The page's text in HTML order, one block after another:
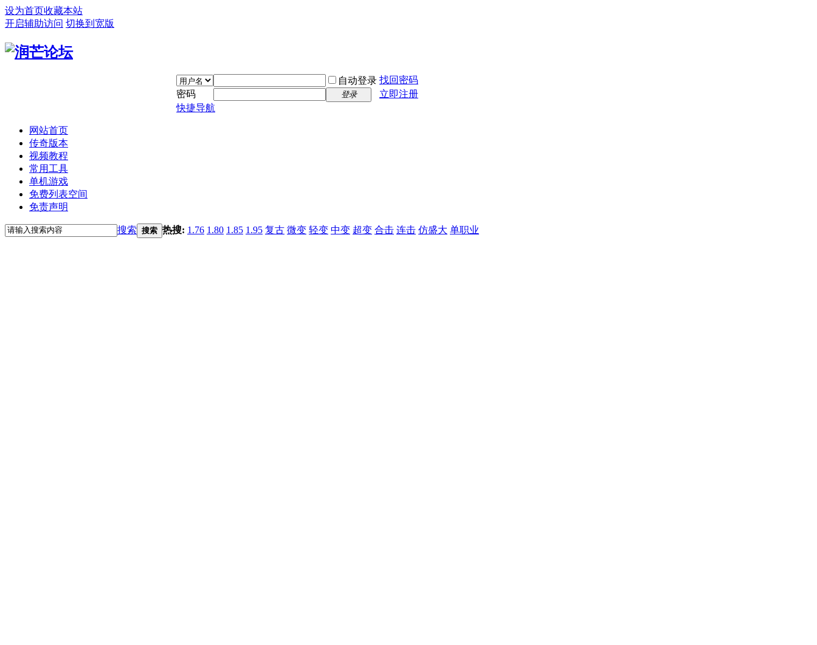
设为首页收藏本站
开启辅助访问 切换到宽版
自动登录 找回密码
密码
登录
立即注册
快捷导航
网站首页
传奇版本
视频教程
常用工具
单机游戏
免费列表空间
免责声明
搜索 搜索 热搜: 1.76 1.80 1.85 1.95 复古 微变 轻变 中变 超变 合击 连击 仿盛大 单职业